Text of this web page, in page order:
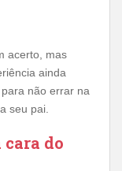
acerto, mas
ainda
não errar na
seu pai.
cara do